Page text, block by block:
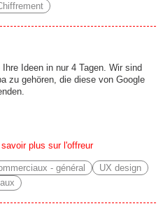
Ideen in nur 4 Tagen. Wir sind
zu gehören, die diese von Google
savoir plus sur l'offreur
- général
UX design